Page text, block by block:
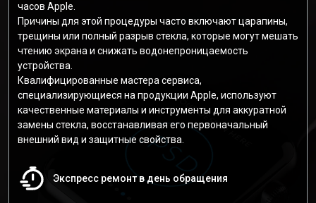
часов Apple.
Причины для этой процедуры часто включают царапины,
трещины или полный разрыв стекла, которые могут мешать
чтению экрана и снижать водонепроницаемость
устройства.
Квалифицированные мастера сервиса,
специализирующиеся на продукции Apple, используют
качественные материалы и инструменты для аккуратной
замены стекла, восстанавливая его первоначальный
внешний вид и защитные свойства.
Экспресс ремонт в день обращения